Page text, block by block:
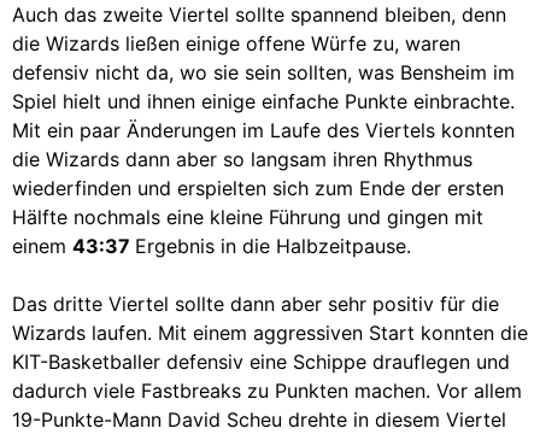
Auch das zweite Viertel sollte spannend bleiben, denn
die Wizards ließen einige offene Würfe zu, waren
defensiv nicht da, wo sie sein sollten, was Bensheim im
Spiel hielt und ihnen einige einfache Punkte einbrachte.
Mit ein paar Änderungen im Laufe des Viertels konnten
die Wizards dann aber so langsam ihren Rhythmus
wiederfinden und erspielten sich zum Ende der ersten
Hälfte nochmals eine kleine Führung und gingen mit
einem 43:37 Ergebnis in die Halbzeitpause.
Das dritte Viertel sollte dann aber sehr positiv für die
Wizards laufen. Mit einem aggressiven Start konnten die
KIT-Basketballer defensiv eine Schippe drauflegen und
dadurch viele Fastbreaks zu Punkten machen. Vor allem
19-Punkte-Mann David Scheu drehte in diesem Viertel